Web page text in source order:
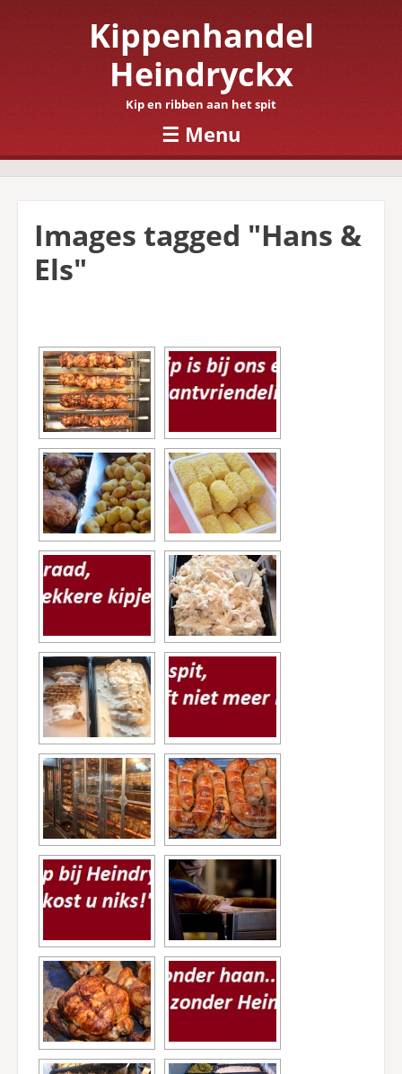
Kippenhandel
Heindryckx
Kip en ribben aan het spit
☰ Menu
Skip to content
Images tagged "Hans &
Els"